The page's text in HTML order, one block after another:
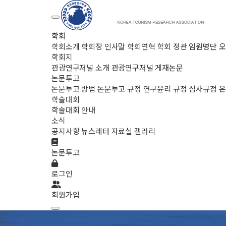
학회
학회소개 학회장 인사말 학회연혁 학회 정관 임원명단
학회지
관광연구저널 소개 관광연구저널 게재논문
논문투고
논문투고 방법 논문투고 규정 연구윤리 규정 심사규정
학술대회
학술대회 안내
소식
공지사항뉴스레터 자료실 갤러리
논문투고
로그인
회원가입